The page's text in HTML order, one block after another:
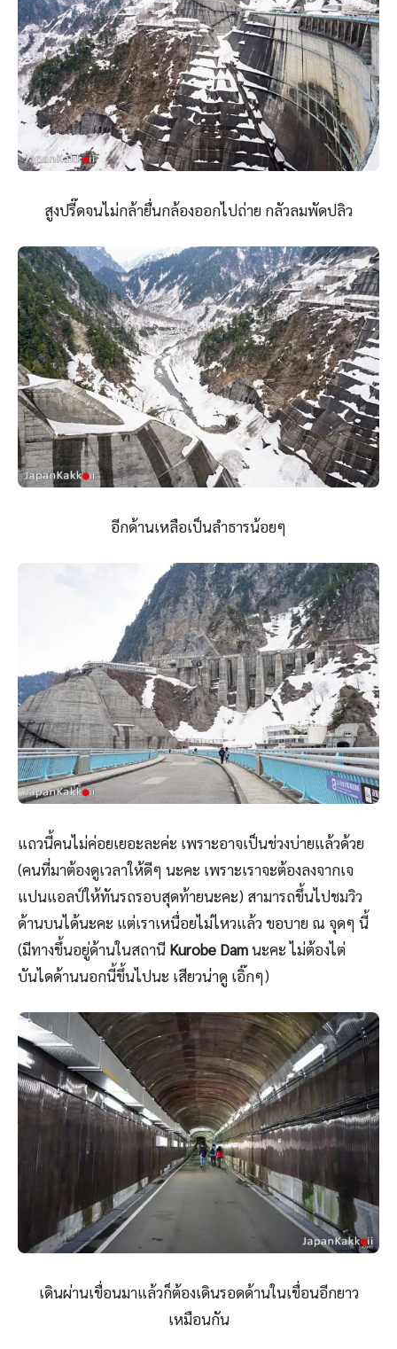
สูงปรี๊ดจนไม่กล้ายื่นกล้องออกไปถ่าย กลัวลมพัดปลิว
อีกด้านเหลือเป็นลำธารน้อยๆ
แถวนี้คนไม่ค่อยเยอะละค่ะ เพราะอาจเป็นช่วงบ่ายแล้วด้วย
(คนที่มาต้องดูเวลาให้ดีๆ นะคะ เพราะเราจะต้องลงจากเจ
แปนแอลป์ให้ทันรถรอบสุดท้ายนะคะ) สามารถขึ้นไปชมวิว
ด้านบนได้นะคะ แต่เราเหนื่อยไม่ไหวแล้ว ขอบาย ณ จุดๆ นี้
(มีทางขึ้นอยู่ด้านในสถานี Kurobe Damนะคะ ไม่ต้องไต่
บันไดด้านนอกนี้ขึ้นไปนะ เสียวน่าดู เอิ๊กๆ)
เดินผ่านเขื่อนมาแล้วก็ต้องเดินรอดด้านในเขื่อนอีกยาว
เหมือนกัน